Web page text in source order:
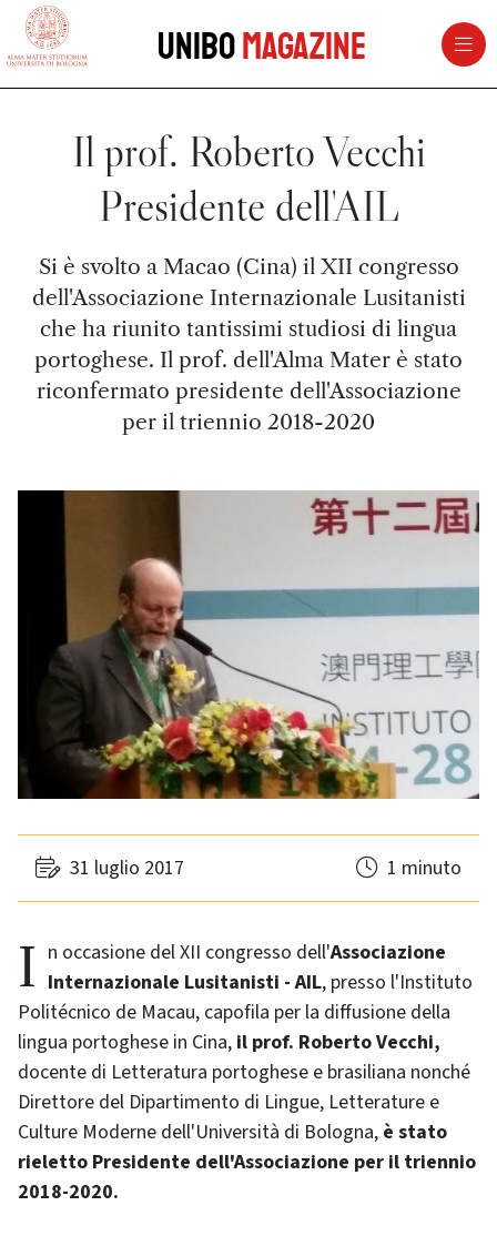
vai al contenuto della pagina
UniboMagazine
Il prof. Roberto Vecchi
Presidente dell'AIL
Si è svolto a Macao (Cina) il XII congresso
dell'Associazione Internazionale Lusitanisti
che ha riunito tantissimi studiosi di lingua
portoghese. Il prof. dell'Alma Mater è stato
riconfermato presidente dell'Associazione
per il triennio 2018-2020
31 luglio 2017 1 minuto
In occasione del XII congresso dell'Associazione
Internazionale Lusitanisti - AIL, presso l'Instituto
Politécnico de Macau, capofila per la diffusione della
lingua portoghese in Cina, il prof. Roberto Vecchi,
docente di Letteratura portoghese e brasiliana nonché
Direttore del Dipartimento di Lingue, Letterature e
Culture Moderne dell'Università di Bologna, è stato
rieletto Presidente dell'Associazione per il triennio
2018-2020.